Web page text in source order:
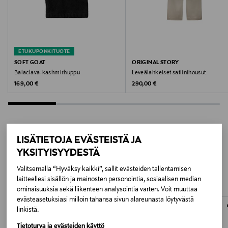
LISÄTIETOJA EVÄSTEISTÄ JA
YKSITYISYYDESTÄ
Valitsemalla “Hyväksy kaikki”, sallit evästeiden tallentamisen
laitteellesi sisällön ja mainosten personointia, sosiaalisen median
ominaisuuksia sekä liikenteen analysointia varten. Voit muuttaa
evästeasetuksiasi milloin tahansa sivun alareunasta löytyvästä
linkistä.
Tietoturva ja evästeiden käyttö
Väri
CR PEARL
Valmistajan tuotenumero
5302
Valmistaja
AL Collection Ab
Valmistajan osoite
ETUKUPONKITUOTE
SOFT GOAT
Balaclava-kashmirhuppu
Original Price
169,00 €
ORIGINAL STORY
Leveälahkeiset satiinihousut
Original Price
290,00 €
LISÄÄ KIINNOSTAVIA
TUOTTEITA